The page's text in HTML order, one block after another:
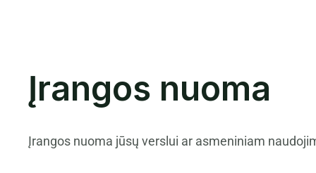
Įrangos nuoma
Įrangos nuoma jūsų verslui ar asmeniniam